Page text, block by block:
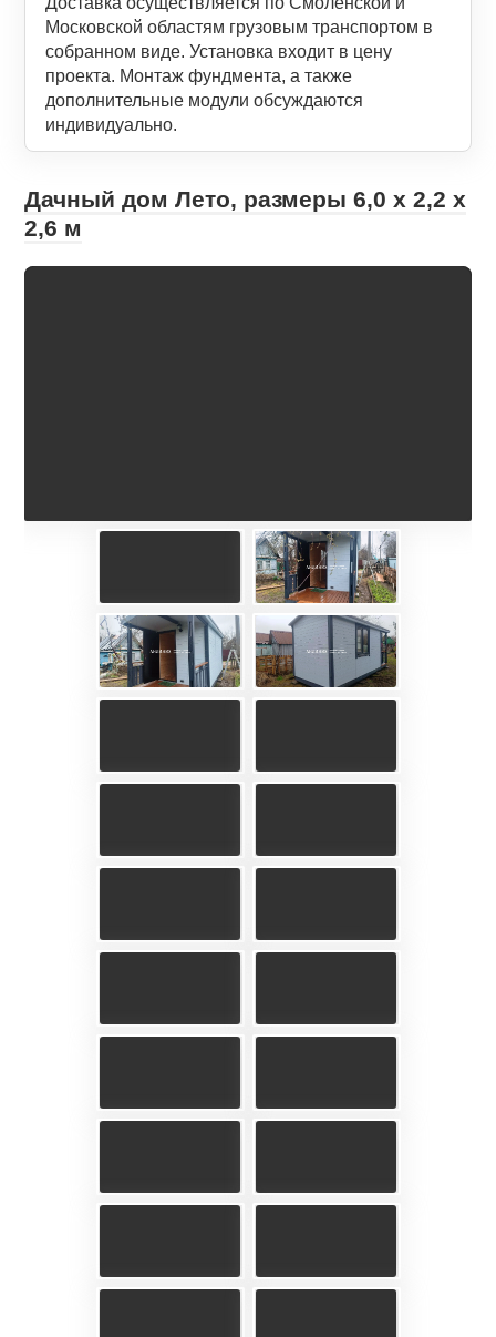
Московской областям грузовым транспортом в
собранном виде. Установка входит в цену
проекта. Монтаж фундмента, а также
дополнительные модули обсуждаются
индивидуально.
Дачный дом Лето, размеры 6,0 х 2,2 х
2,6 м